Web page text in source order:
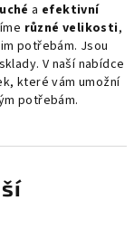
a efektivní
různé velikosti,
potřebám. Jsou
V naší nabídce
které vám umožní
potřebám.